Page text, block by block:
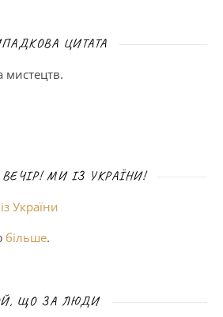
ЦИТАТА
мистецтв.
МИ ІЗ УКРАЇНИ!
більше.
ЩО ЗА ЛЮДИ